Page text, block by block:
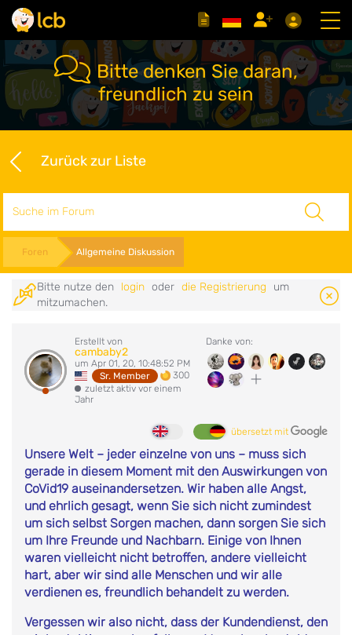
Bitte denken Sie daran,
freundlich zu sein
Zurück zur Liste
Foren Allgemeine Diskussion
Bitte nutze den login oder die Registrierung
um
mitzumachen.
Erstellt von
cambaby2
um Apr 01, 20, 10:48:52 PM
Sr. Member
300
zuletzt aktiv vor einem
Jahr
Danke von:
übersetzt mit
Unsere Welt – jeder einzelne von uns – muss sich
gerade in diesem Moment mit den Auswirkungen von
CoVid19 auseinandersetzen. Wir haben alle Angst,
und ehrlich gesagt, wenn Sie sich nicht zumindest
um sich selbst Sorgen machen, dann sorgen Sie sich
um Ihre Freunde und Nachbarn. Einige von Ihnen
waren vielleicht nicht betroffen, andere vielleicht
hart, aber wir sind alle Menschen und wir alle
verdienen es, freundlich behandelt zu werden.
Vergessen wir also nicht, dass der Kundendienst, den